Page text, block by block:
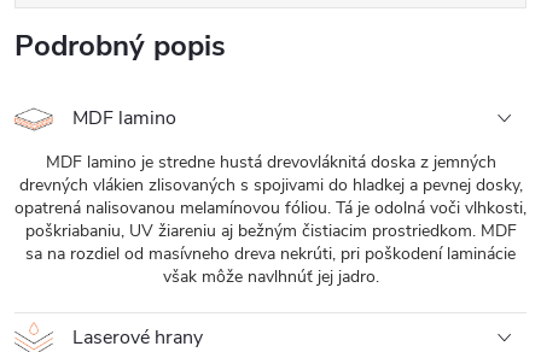
Podrobný popis
MDF lamino
MDF lamino je stredne hustá drevovláknitá doska z jemných
drevných vlákien zlisovaných s spojivami do hladkej a pevnej dosky,
opatrená nalisovanou melamínovou fóliou. Tá je odolná voči vlhkosti,
poškriabaniu, UV žiareniu aj bežným čistiacim prostriedkom. MDF
sa na rozdiel od masívneho dreva nekrúti, pri poškodení laminácie
však môže navlhnúť jej jadro.
Laserové hrany